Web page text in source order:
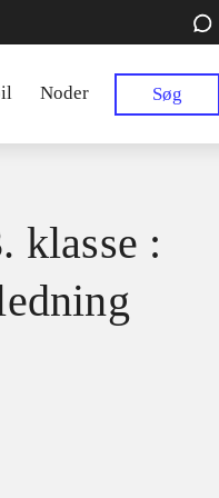
Noder Søg
klasse :